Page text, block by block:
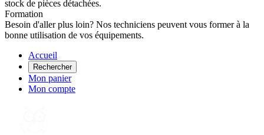
stock de pièces détachées.
Formation
Besoin d'aller plus loin? Nos techniciens peuvent vous former à la
bonne utilisation de vos équipements.
Accueil
Rechercher
Mon panier
Mon compte